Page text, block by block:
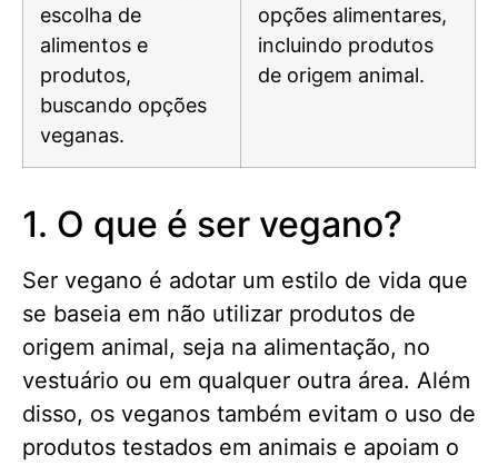
escolha de
alimentos e
produtos,
buscando opções
veganas.
opções alimentares,
incluindo produtos
de origem animal.
1. O que é ser vegano?
Ser vegano é adotar um estilo de vida que
se baseia em não utilizar produtos de
origem animal, seja na alimentação, no
vestuário ou em qualquer outra área. Além
disso, os veganos também evitam o uso de
produtos testados em animais e apoiam o